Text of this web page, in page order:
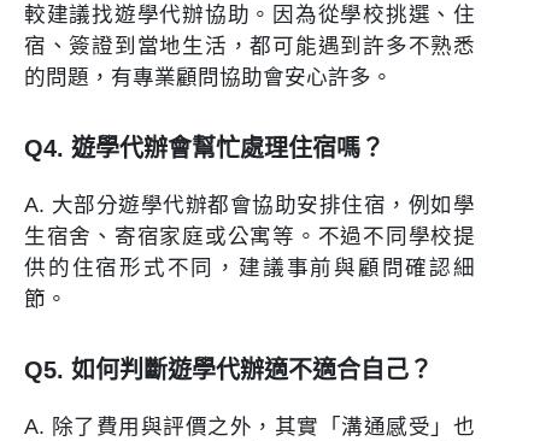
較建議找遊學代辦協助。因為從學校挑選、住
宿、簽證到當地生活，都可能遇到許多不熟悉
的問題，有專業顧問協助會安心許多。
Q4. 遊學代辦會幫忙處理住宿嗎？
A. 大部分遊學代辦都會協助安排住宿，例如學
生宿舍、寄宿家庭或公寓等。不過不同學校提
供的住宿形式不同，建議事前與顧問確認細
節。
Q5. 如何判斷遊學代辦適不適合自己？
A. 除了費用與評價之外，其實「溝通感受」也